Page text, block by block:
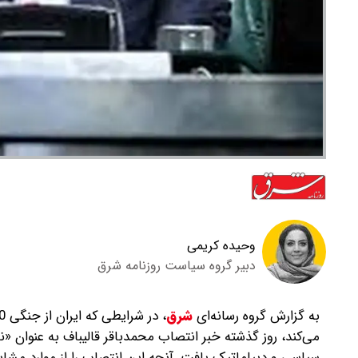
وحیده کریمی
دبیر گروه سیاست روزنامه شرق
به گزارش گروه رسانه‌ایشرق،
می‌کند، روز گذشته خبر انتصاب محمدباقر قالیباف به عنوان